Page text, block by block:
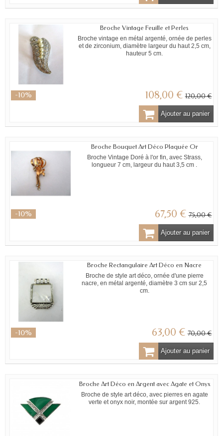
Broche Vintage Feuille et Perles
Broche vintage en métal argenté, ornée de perles
et de zirconium, diamètre largeur du haut 2,5 cm,
hauteur 5 cm.
-10% 108,00 € 120,00 €
Ajouter au panier
Broche Bouquet Art Déco Plaquée Or
Broche Vintage Doré à l'or fin, avec Strass,
longueur 7 cm, largeur du haut 3,5 cm .
-10% 67,50 € 75,00 €
Ajouter au panier
Broche Rectangulaire Art Déco en Nacre
Broche de style art déco, ornée d'une pierre
nacre, en métal argenté, diamètre 3 cm sur 2,5
cm.
-10% 63,00 € 70,00 €
Ajouter au panier
Broche Art Déco en Argent avec Agate et Onyx
Broche de style art déco, avec pierres en agate
verte et onyx noir, montée sur argent 925.